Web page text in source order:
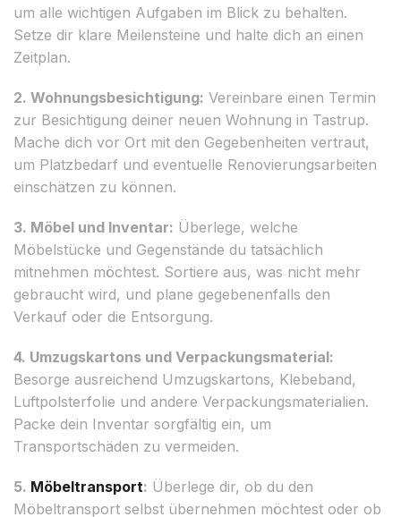
um alle wichtigen Aufgaben im Blick zu behalten.
Setze dir klare Meilensteine und halte dich an einen
Zeitplan.
2. Wohnungsbesichtigung: Vereinbare einen Termin
zur Besichtigung deiner neuen Wohnung in Tastrup.
Mache dich vor Ort mit den Gegebenheiten vertraut,
um Platzbedarf und eventuelle Renovierungsarbeiten
einschätzen zu können.
3. Möbel und Inventar: Überlege, welche
Möbelstücke und Gegenstände du tatsächlich
mitnehmen möchtest. Sortiere aus, was nicht mehr
gebraucht wird, und plane gegebenenfalls den
Verkauf oder die Entsorgung.
4. Umzugskartons und Verpackungsmaterial:
Besorge ausreichend Umzugskartons, Klebeband,
Luftpolsterfolie und andere Verpackungsmaterialien.
Packe dein Inventar sorgfältig ein, um
Transportschäden zu vermeiden.
5. Möbeltransport: Überlege dir, ob du den
Möbeltransport selbst übernehmen möchtest oder ob